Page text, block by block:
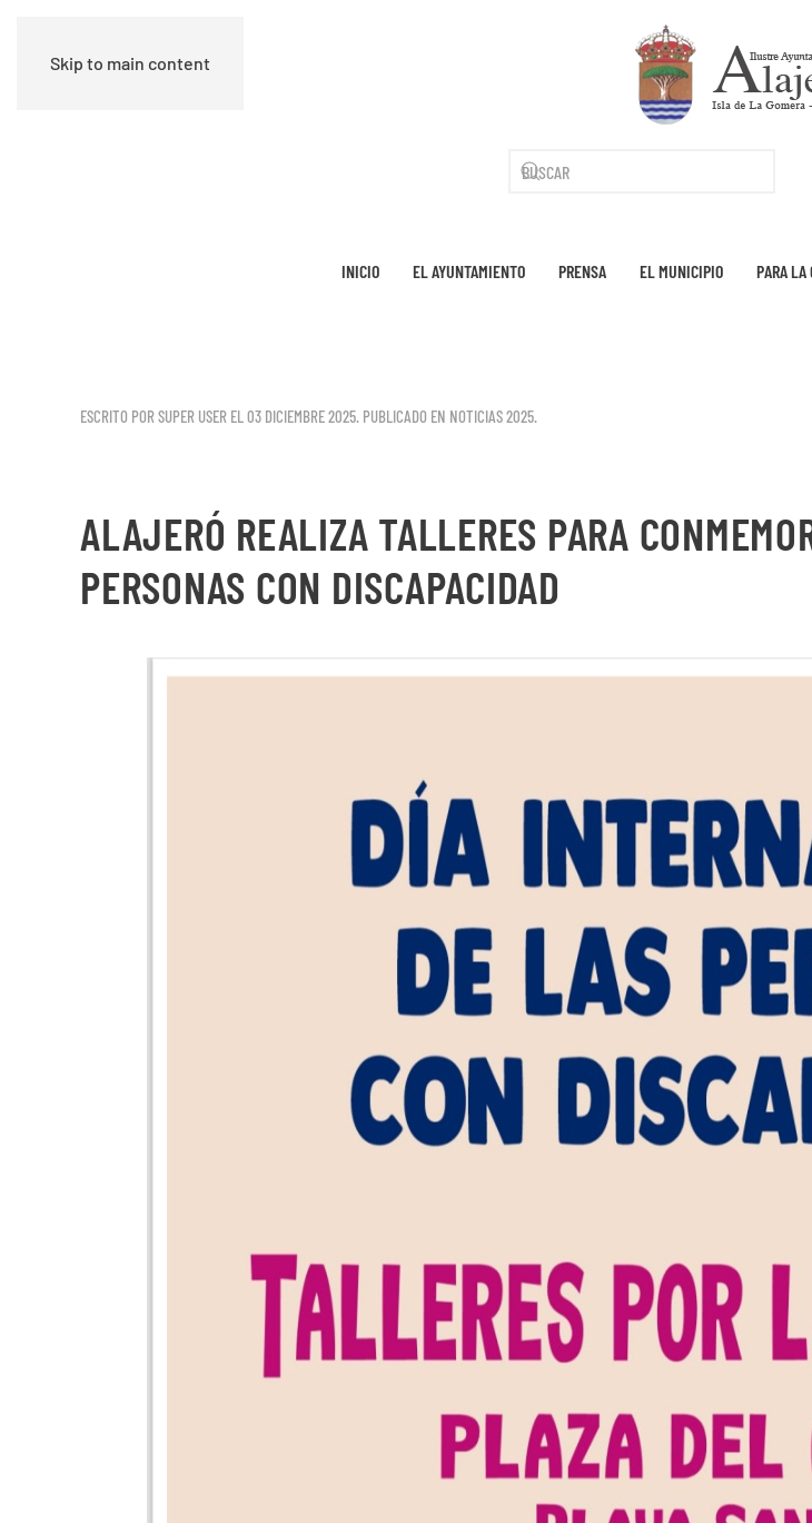
Skip to main content
INICIO EL AYUNTAMIENTO PRENSA EL MUNICIPIO PARA LA
ESCRITO POR SUPER USER EL03 DICIEMBRE 2025. PUBLICADO EN NOTICIAS 2025.
ALAJERÓ REALIZA TALLERES PARA
PERSONAS CON DISCAPACIDAD